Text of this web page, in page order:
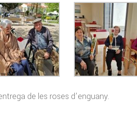
de les roses d’enguany.